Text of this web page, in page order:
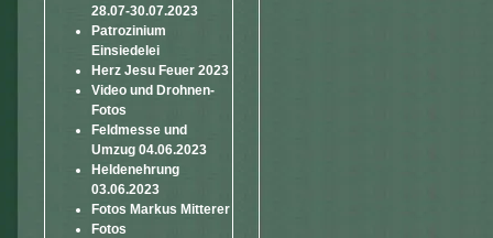
28.07-30.07.2023
Patrozinium
Einsiedelei
Herz Jesu Feuer 2023
Video und Drohnen-
Fotos
Feldmesse und
Umzug 04.06.2023
Heldenehrung
03.06.2023
Fotos Markus Mitterer
Fotos